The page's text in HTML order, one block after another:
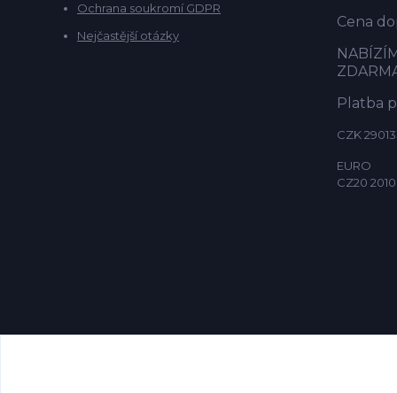
Ochrana soukromí GDPR
Nejčastější otázky
Cena
Platba
CZK
EURO
CZ20